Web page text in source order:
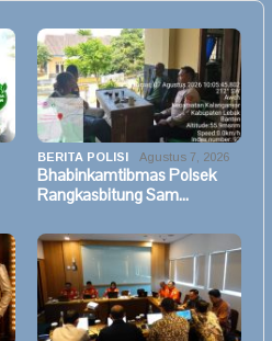
BERITA POLISI Agustus 7, 2026
Bhabinkamtibmas Polsek
Rangkasbitung Sam…